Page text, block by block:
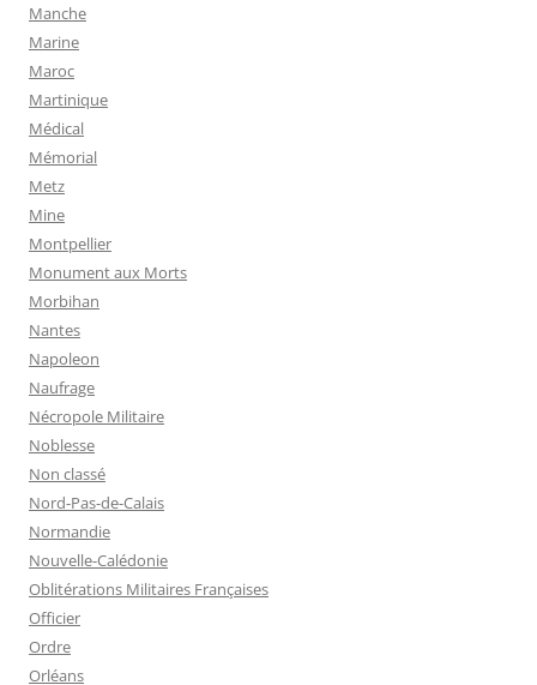
Manche
Marine
Maroc
Martinique
Médical
Mémorial
Metz
Mine
Montpellier
Monument aux Morts
Morbihan
Nantes
Napoleon
Naufrage
Nécropole Militaire
Noblesse
Non classé
Nord-Pas-de-Calais
Normandie
Nouvelle-Calédonie
Oblitérations Militaires Françaises
Officier
Ordre
Orléans